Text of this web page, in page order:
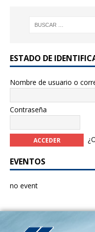
ESTADO DE
Nombre de usuario o
Contraseña
EVENTOS
no event